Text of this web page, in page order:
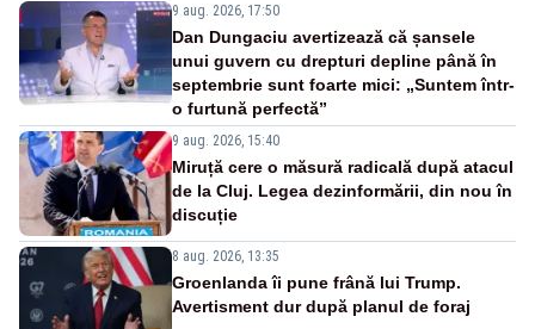
9 aug. 2026, 17:50
Dan Dungaciu avertizează că șansele
unui guvern cu drepturi depline până în
septembrie sunt foarte mici: „Suntem într-
o furtună perfectă”
9 aug. 2026, 15:40
Miruță cere o măsură radicală după atacul
de la Cluj. Legea dezinformării, din nou în
discuție
8 aug. 2026, 13:35
Groenlanda îi pune frână lui Trump.
Avertisment dur după planul de foraj